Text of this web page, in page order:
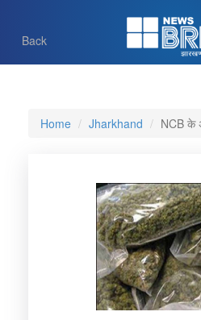
Back
Home Jharkhand NCB के